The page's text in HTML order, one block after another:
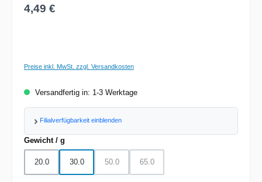
Regulärer Preis:
4,49 €
Preise inkl. MwSt. zzgl. Versandkosten
Versandfertig in: 1-3 Werktage
Filialverfügbarkeit einblenden
Gewicht / g
20.0 30.0 50.0 65.0